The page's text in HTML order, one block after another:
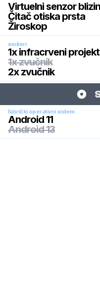
Virtuelni senzor
Čitač otiska prsta
Žiroskop
emiteri
1x infracrveni
1x zvučnik
2x zvučnik
fabrički operativni sistem
Android 11
Android 13